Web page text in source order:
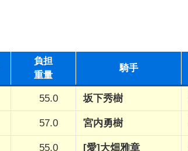
負担
重量
騎手
55.0 坂下秀樹
57.0 宮内勇樹
55.0 [愛]大畑雅章